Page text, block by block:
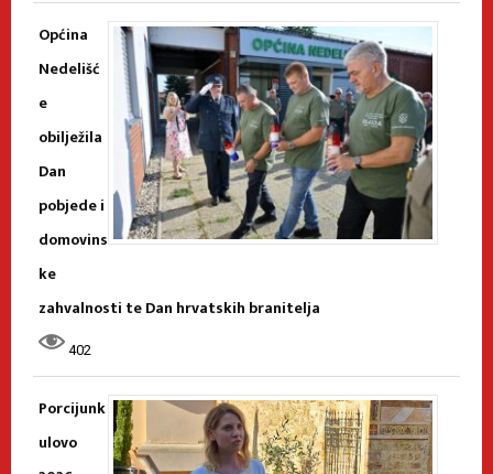
Općina
Nedelišć
e
obilježila
Dan
pobjede i
domovins
ke
zahvalnosti te Dan hrvatskih branitelja
402
Porcijunk
ulovo